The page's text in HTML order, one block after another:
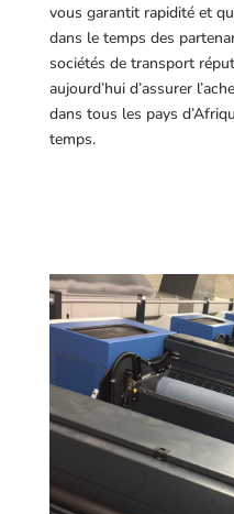
vous garantit rapidité et
dans le temps des
sociétés de transport
aujourd’hui d’assurer
dans tous les pays
temps.